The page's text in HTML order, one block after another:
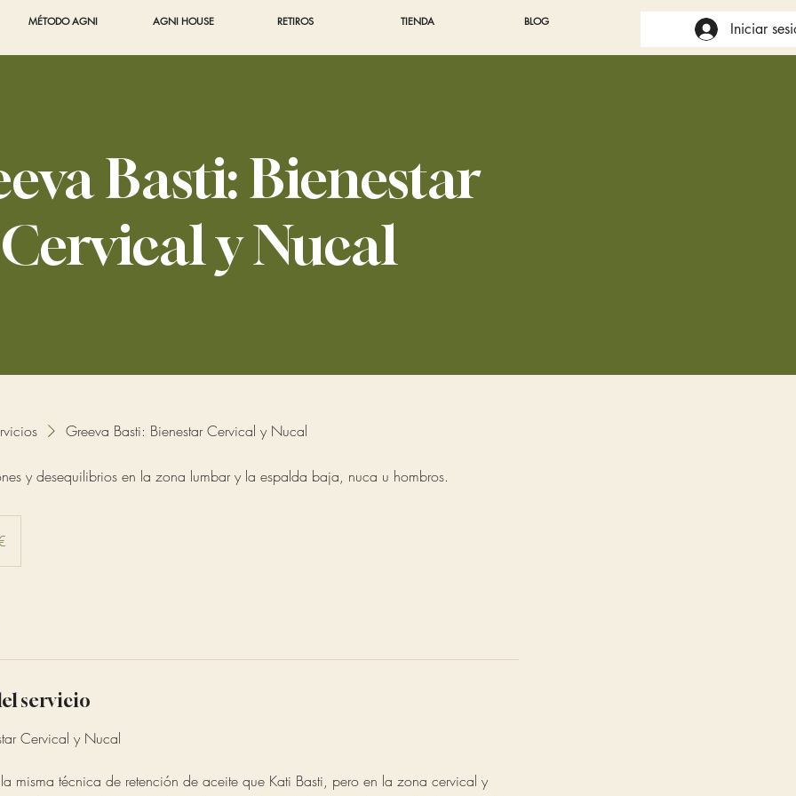
MÉTODO AGNI AGNI HOUSE RETIROS TIENDA BLOG Iniciar
Basti: Bienestar
Cervical y Nucal
Greeva Basti: Bienestar Cervical y Nucal
y desequilibrios en la zona lumbar y la espalda baja, nuca u hombros.
servicio
Cervical y Nucal
misma técnica de retención de aceite que Kati Basti, pero en la zona cervical y